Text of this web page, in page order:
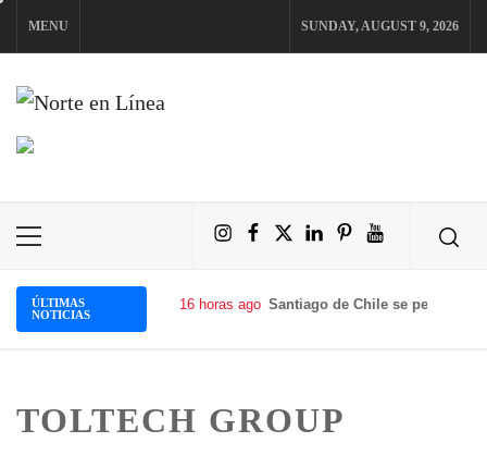
Skip
to
content
MENU SUNDAY, AUGUST 9, 2026
NORTE EN LÍNEA
Primary
InstagramFacebook
X LinkedInPinterestYouTube
ÚLTIMAS
NOTICIAS
16 horas ago Santiago de Chile se perfila
TOLTECH GROUP